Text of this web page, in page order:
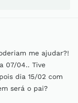
me ajudar?!
07/04.. Tive
dia 15/02 com
será o pai?